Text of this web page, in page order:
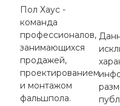
Пол Хаус -
команда
профессионалов,
занимающихся
продажей,
проектированием
и монтажом
фальшпола.